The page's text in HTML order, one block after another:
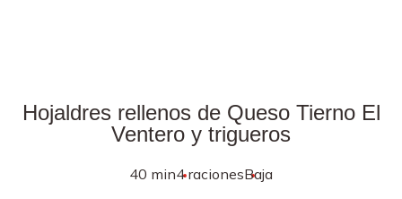
Hojaldres rellenos de Queso Tierno El
Ventero y trigueros
40 min4 racionesBaja